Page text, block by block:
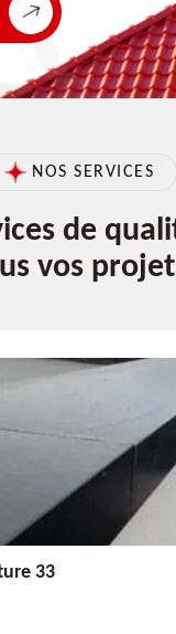
NOS SERVICES
de
vos
33